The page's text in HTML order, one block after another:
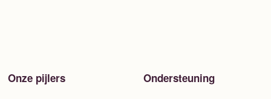
Onze pijlers Ondersteuning